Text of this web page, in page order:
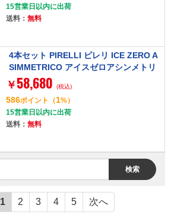
15営業日以内に出荷
送料： 無料
4本セット PIRELLI ピレリ ICE ZERO A
SIMMETRICO アイスゼロアシンメトリ
コ 215/65R16 98T スタッドレスタイヤ
単品
￥ 58,680 (税込)
586ポイント （1%）
15営業日以内に出荷
送料： 無料
検索
1 2 3 4 5 次へ